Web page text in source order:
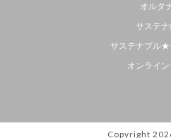
オルタ
サステ
サステナブル★
オンライ
Copyright